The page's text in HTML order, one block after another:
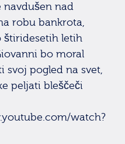
navdušen nad
robu bankrota,
štiridesetih letih
bo moral
svoj pogled na svet,
peljati bleščeči
watch?